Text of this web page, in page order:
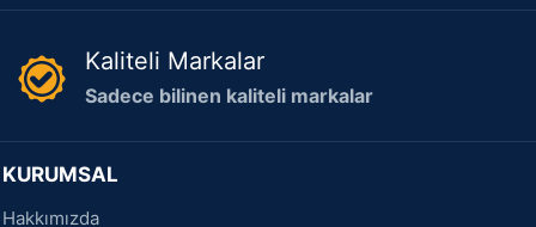
Kaliteli Markalar
Sadece bilinen kaliteli markalar
KURUMSAL
Hakkımızda